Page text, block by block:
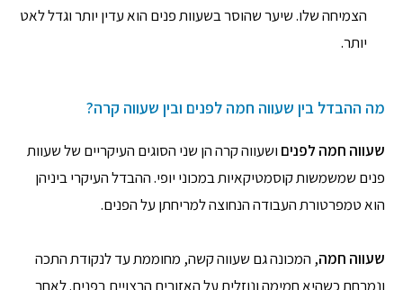
הצמיחה שלו. שיער שהוסר בשעוות פנים הוא עדין יותר וגדל לאט
יותר.
מה ההבדל בין שעווה חמה לפנים ובין שעווה קרה?
שעווה חמה לפנים ושעווה קרה הן שני הסוגים העיקריים של שעוות
פנים שמשמשות קוסמטיקאיות במכוני יופי. ההבדל העיקרי ביניהן
הוא טמפרטורת העבודה הנחוצה למריחתן על הפנים.
שעווה חמה, המכונה גם שעווה קשה, מחוממת עד לנקודת התכה
ונמרחת כשהיא חמימה ונוזלית על האזורים הרצויים בפנים. לאחר